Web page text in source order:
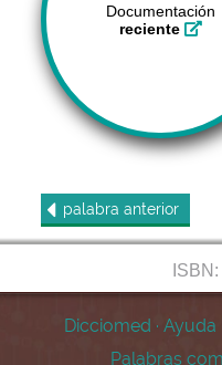
Documentación
reciente
palabra anterior
Dicciomed · Ayuda
Palabras